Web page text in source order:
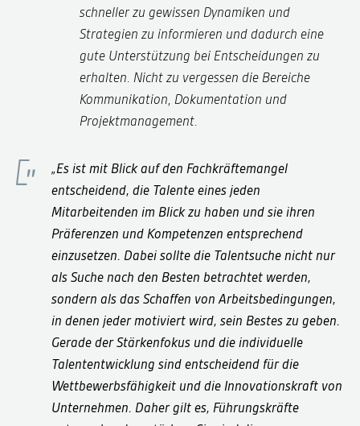
schneller zu gewissen Dynamiken und
Strategien zu informieren und dadurch eine
gute Unterstützung bei Entscheidungen zu
erhalten. Nicht zu vergessen die Bereiche
Kommunikation, Dokumentation und
Projektmanagement.
„Es ist mit Blick auf den Fachkräftemangel
entscheidend, die Talente eines jeden
Mitarbeitenden im Blick zu haben und sie ihren
Präferenzen und Kompetenzen entsprechend
einzusetzen. Dabei sollte die Talentsuche nicht nur
als Suche nach den Besten betrachtet werden,
sondern als das Schaffen von Arbeitsbedingungen,
in denen jeder motiviert wird, sein Bestes zu geben.
Gerade der Stärkenfokus und die individuelle
Talententwicklung sind entscheidend für die
Wettbewerbsfähigkeit und die Innovationskraft von
Unternehmen. Daher gilt es, Führungskräfte